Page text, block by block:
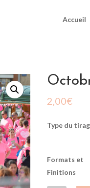
Accueil
2,00€
Type du
Formats et
Finitions